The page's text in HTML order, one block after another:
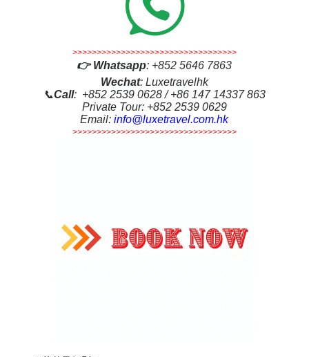
>>>>>>>>>>>>>>>>>>>>>>>>>>>>>>>>>>
👉Whatsapp: +852 5646 7863
Wechat: Luxetravelhk
📞Call: +852 2539 0628 / +86 147 14337 863
Private Tour: +852 2539 0629
Email:info@luxetravel.com.hk
>>>>>>>>>>>>>>>>>>>>>>>>>>>>>>>>>>